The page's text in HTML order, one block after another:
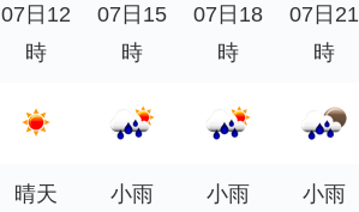
07日12
時
07日15
時
07日18
時
07日21
時
晴天 小雨 小雨 小雨